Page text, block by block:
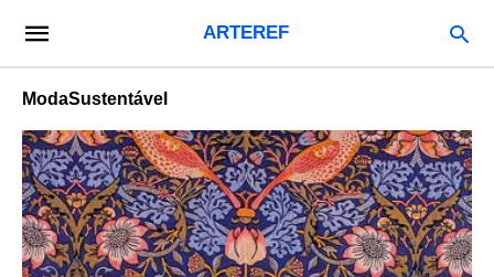
ARTEREF
ModaSustentável